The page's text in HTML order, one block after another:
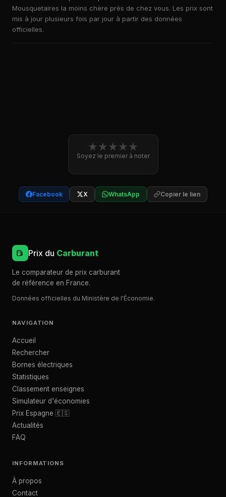
Mousquetaires la moins chère près de chez vous. Les prix sont
mis à jour plusieurs fois par jour à partir des données
officielles.
★★★★★
Soyez le premier à noter
Facebook X WhatsApp Copier le lien
Prix du Carburant
Le comparateur de prix carburant
de référence en France.
Données officielles du Ministère de l'Économie.
NAVIGATION
Accueil
Rechercher
Bornes électriques
Statistiques
Classement enseignes
Simulateur d'économies
Prix Espagne 🇪🇸
Actualités
FAQ
INFORMATIONS
À propos
Contact